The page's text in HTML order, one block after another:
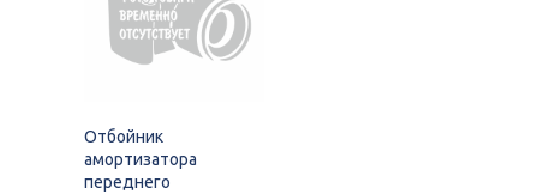
Отбойник
амортизатора
переднего